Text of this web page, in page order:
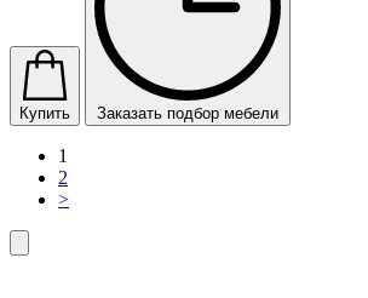
Купить Заказать подбор мебели
1
2
>